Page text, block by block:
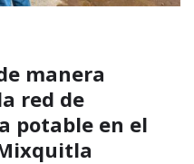
manera
red de
potable en el